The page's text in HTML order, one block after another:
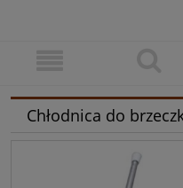
Chłodnica do